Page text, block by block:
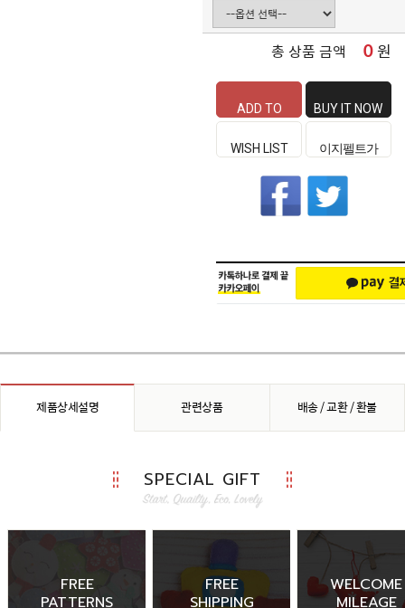
총 상품 금액 0원
ADD TO
CART
BUY IT NOW
WISH LIST 이지펠트가
좋은 이유
제품상세설명 관련상품 배송 / 교환 / 환불
SPECIAL GIFT
FREE
PATTERNS
FREE
SHIPPING
WELCOME
MILEAGE